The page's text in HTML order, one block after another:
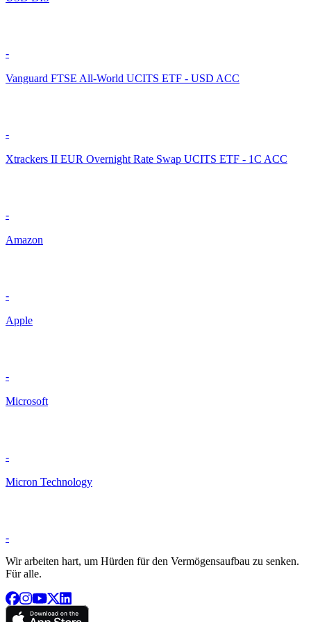
-
Vanguard FTSE All-World UCITS ETF - USD ACC
-
Xtrackers II EUR Overnight Rate Swap UCITS ETF - 1C ACC
-
Amazon
-
Apple
-
Microsoft
-
Micron Technology
-
Wir arbeiten hart, um Hürden für den Vermögensaufbau zu senken.
Für alle.